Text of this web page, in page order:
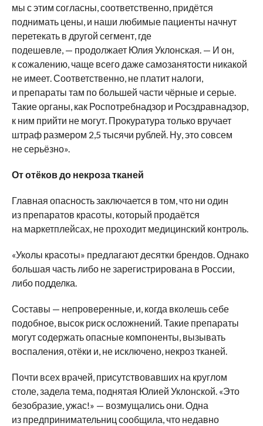
мы с этим согласны, соответственно, придётся
поднимать цены, и наши любимые пациенты начнут
перетекать в другой сегмент, где
подешевле, — продолжает Юлия Уклонская. — И он,
к сожалению, чаще всего даже самозанятости никакой
не имеет. Соответственно, не платит налоги,
и препараты там по большей части чёрные и серые.
Такие органы, как Роспотребнадзор и Росздравнадзор,
к ним прийти не могут. Прокуратура только вручает
штраф размером 2,5 тысячи рублей. Ну, это совсем
не серьёзно».
От отёков до некроза тканей
Главная опасность заключается в том, что ни один
из препаратов красоты, который продаётся
на маркетплейсах, не проходит медицинский контроль.
«Уколы красоты» предлагают десятки брендов. Однако
большая часть либо не зарегистрирована в России,
либо подделка.
Составы — непроверенные, и, когда вколешь себе
подобное, высок риск осложнений. Такие препараты
могут содержать опасные компоненты, вызывать
воспаления, отёки и, не исключено, некроз тканей.
Почти всех врачей, присутствовавших на круглом
столе, задела тема, поднятая Юлией Уклонской. «Это
безобразие, ужас!» — возмущались они. Одна
из предпринимательниц сообщила, что недавно